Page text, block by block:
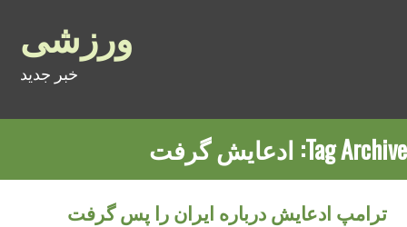
ورزشی
خبر جدید
Tag Archive: ادعایش گرفت
ترامپ ادعایش درباره ایران را پس گرفت